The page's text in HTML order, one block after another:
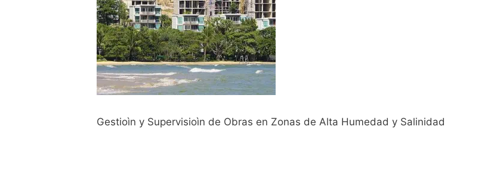
Gestioìn y Supervisioìn de Obras en Zonas de Alta Humedad y Salinidad